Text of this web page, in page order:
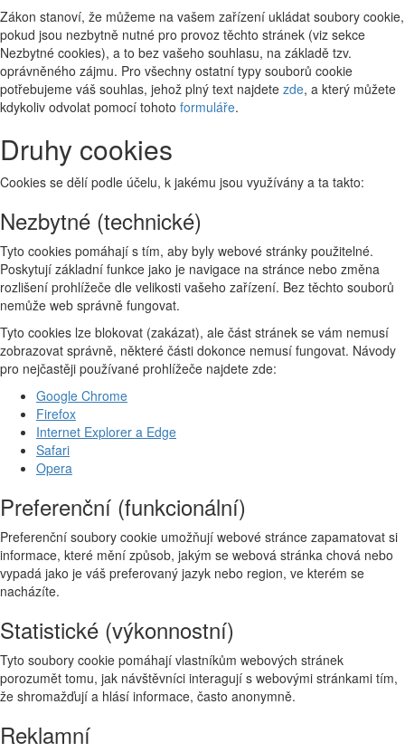
Zákon stanoví, že můžeme na vašem zařízení ukládat soubory cookie,
pokud jsou nezbytně nutné pro provoz těchto stránek (viz sekce
Nezbytné cookies), a to bez vašeho souhlasu, na základě tzv.
oprávněného zájmu. Pro všechny ostatní typy souborů cookie
potřebujeme váš souhlas, jehož plný text najdete zde, a který můžete
kdykoliv odvolat pomocí tohoto formuláře.
Druhy cookies
Cookies se dělí podle účelu, k jakému jsou využívány a ta takto:
Nezbytné (technické)
Tyto cookies pomáhají s tím, aby byly webové stránky použitelné.
Poskytují základní funkce jako je navigace na stránce nebo změna
rozlišení prohlížeče dle velikosti vašeho zařízení. Bez těchto souborů
nemůže web správně fungovat.
Tyto cookies lze blokovat (zakázat), ale část stránek se vám nemusí
zobrazovat správně, některé části dokonce nemusí fungovat. Návody
pro nejčastěji používané prohlížeče najdete zde:
Google Chrome
Firefox
Internet Explorer a Edge
Safari
Opera
Preferenční (funkcionální)
Preferenční soubory cookie umožňují webové stránce zapamatovat si
informace, které mění způsob, jakým se webová stránka chová nebo
vypadá jako je váš preferovaný jazyk nebo region, ve kterém se
nacházíte.
Statistické (výkonnostní)
Tyto soubory cookie pomáhají vlastníkům webových stránek
porozumět tomu, jak návštěvníci interagují s webovými stránkami tím,
že shromažďují a hlásí informace, často anonymně.
Reklamní